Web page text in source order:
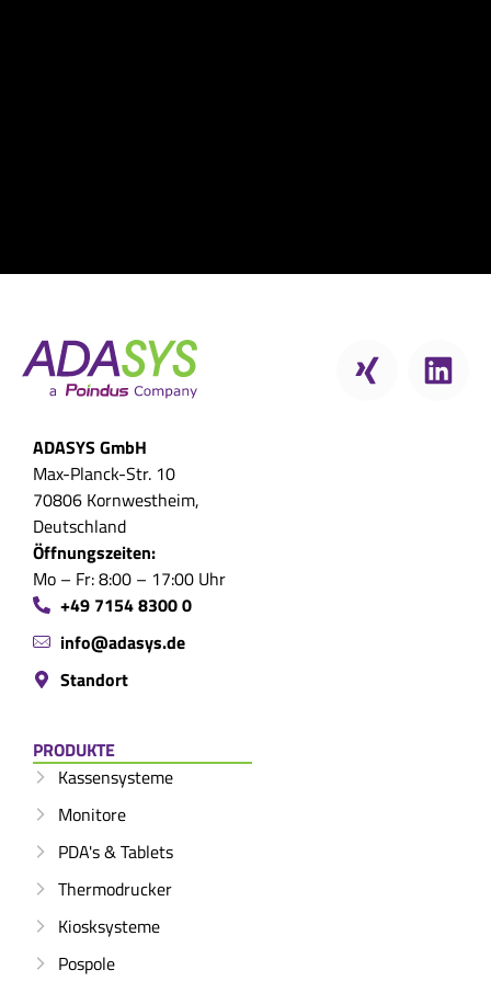
ADASYS GmbH
Max-Planck-Str. 10
70806 Kornwestheim,
Deutschland
Öffnungszeiten:
Mo – Fr: 8:00 – 17:00 Uhr
+49 7154 8300 0
info@adasys.de
Standort
PRODUKTE
Kassensysteme
Monitore
PDA's & Tablets
Thermodrucker
Kiosksysteme
Pospole